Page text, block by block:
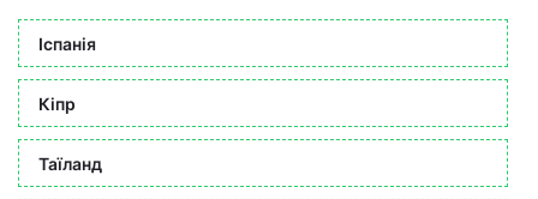
Іспанія
Кіпр
Таїланд